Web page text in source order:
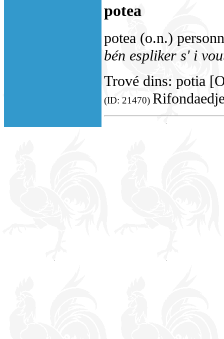
potea
potea (o.n.)
bén espliker s' i
Trové dins: potia
(ID: 21470)